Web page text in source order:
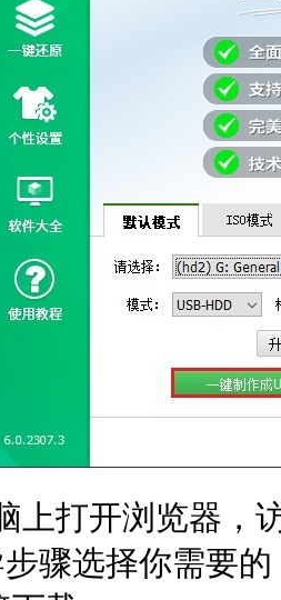
上打开浏览器，
骤选择你需要